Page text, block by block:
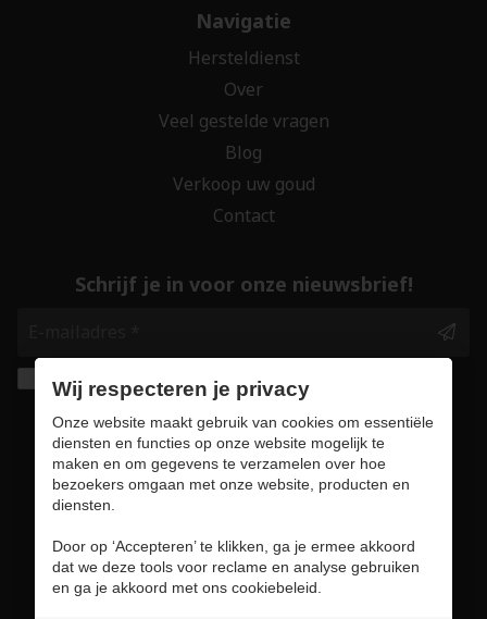
Navigatie
Hersteldienst
Over
Veel gestelde vragen
Blog
Verkoop uw goud
Contact
Schrijf je in voor onze nieuwsbrief!
Ik geef de toestemming om mijn gegevens te
bewaren en verwerken zoals aangegeven in
onzeprivacy statement. *
Wij respecteren je privacy
Onze website maakt gebruik van cookies om essentiële
diensten en functies op onze website mogelijk te
maken en om gegevens te verzamelen over hoe
bezoekers omgaan met onze website, producten en
diensten.
Door op ‘Accepteren’ te klikken, ga je ermee akkoord
dat we deze tools voor reclame en analyse gebruiken
en ga je akkoord met ons cookiebeleid.